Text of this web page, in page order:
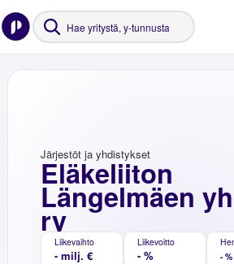
Eläkeliiton
Längelmäen
ry
Järjestöt ja yhdistykset
Liikevaihto
- milj. €
Liikevoitto
- %
- %